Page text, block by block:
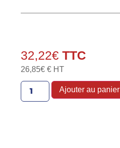
32,22€
26,85€€ HT
Ajouter au panier